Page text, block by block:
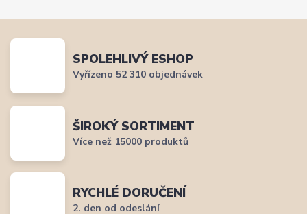
SPOLEHLIVÝ ESHOP
Vyřízeno 52 310 objednávek
ŠIROKÝ SORTIMENT
Více než 15000 produktů
RYCHLÉ DORUČENÍ
2. den od odeslání